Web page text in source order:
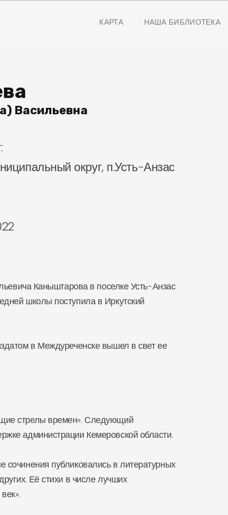
КАРТА НАША БИБЛИОТЕКА
Васильевна
округ, п.Усть-Анзас
Каныштарова в поселке Усть-Анзас
школы поступила в Иркутский
в Междуреченске вышел в свет ее
стрелы времен». Следующий
администрации Кемеровской области.
публиковались в литературных
Её стихи в числе лучших